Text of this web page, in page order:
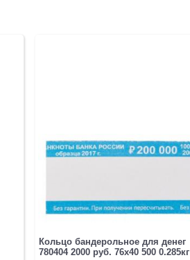
Кольцо бандерольное для денег
780404 2000 руб. 76х40 500 0.285кг